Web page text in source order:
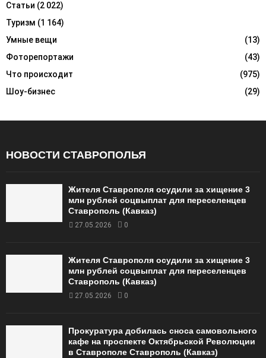
Статьи (2 022)
Туризм (1 164)
Умные вещи
(13)
Фоторепортажи
(43)
Что происходит
(975)
Шоу-бизнес
(29)
НОВОСТИ СТАВРОПОЛЬЯ
Жителя Ставрополя осудили за хищение 3
млн рублей соцвыплат для переселенцев
Ставрополь (Кавказ)
27.05.2026 0
Жителя Ставрополя осудили за хищение 3
млн рублей соцвыплат для переселенцев
Ставрополь (Кавказ)
27.05.2026 0
Прокуратура добилась сноса самовольного
кафе на проспекте Октябрьской Революции
в Ставрополе Ставрополь (Кавказ)